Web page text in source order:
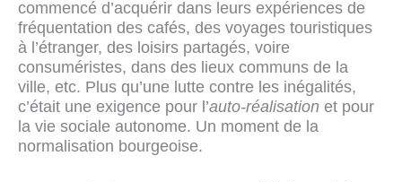
commencé d’acquérir dans leurs expériences de
fréquentation des cafés, des voyages touristiques
à l’étranger, des loisirs partagés, voire
consuméristes, dans des lieux communs de la
ville, etc. Plus qu’une lutte contre les inégalités,
c’était une exigence pour l’auto-réalisation et pour
la vie sociale autonome. Un moment de la
normalisation bourgeoise.